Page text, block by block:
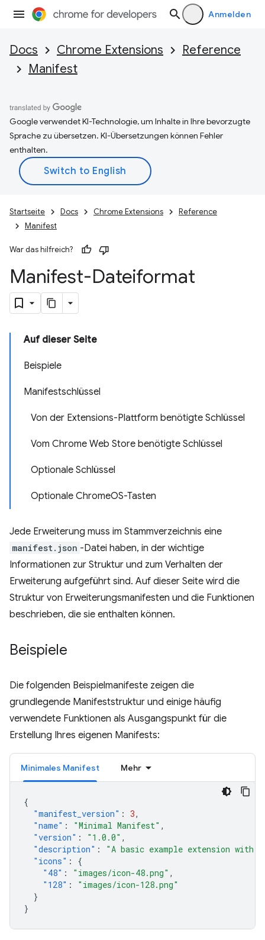
Anmelden
Docs Chrome Extensions
Reference
Manifest
Google verwendet KI-Technologie, um Inhalte in Ihre bevorzugte
Sprache zu übersetzen. KI-Übersetzungen können Fehler
enthalten.
Startseite Docs Chrome Extensions
Reference
Manifest
War das hilfreich?
Manifest-Dateiformat
Auf dieser Seite
Beispiele
Manifestschlüssel
Von der Extensions-Plattform benötigte Schlüssel
Vom Chrome Web Store benötigte Schlüssel
Optionale Schlüssel
Optionale ChromeOS-Tasten
Jede Erweiterung muss im Stammverzeichnis eine
manifest.json -Datei haben, in der wichtige
Informationen zur Struktur und zum Verhalten der
Erweiterung aufgeführt sind. Auf dieser Seite wird die
Struktur von Erweiterungsmanifesten und die Funktionen
beschrieben, die sie enthalten können.
Beispiele
Die folgenden Beispielmanifeste zeigen die
grundlegende Manifeststruktur und einige häufig
verwendete Funktionen als Ausgangspunkt für die
Erstellung Ihres eigenen Manifests:
Minimales Manifest Mehr
{
"manifest_version" : 3,
"name" : "Minimal Manifest" ,
"version" : "1.0.0" ,
"description" :
"A basic example extension with
"icons" :
{
"48" : "images/icon-48.png" ,
"128" :
"images/icon-128.png"
}
}